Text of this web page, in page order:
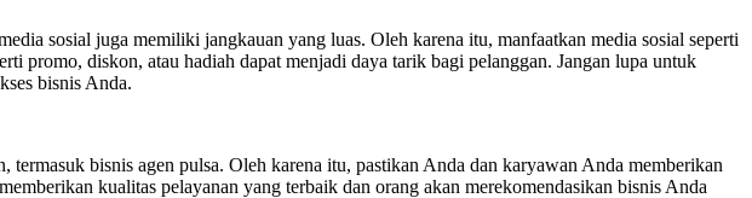
sosial juga memiliki jangkauan yang luas. Oleh karena itu, manfaatkan media sosial seperti
promo, diskon, atau hadiah dapat menjadi daya tarik bagi pelanggan. Jangan lupa untuk
bisnis Anda.
termasuk bisnis agen pulsa. Oleh karena itu, pastikan Anda dan karyawan Anda memberikan
kualitas pelayanan yang terbaik dan orang akan merekomendasikan bisnis Anda